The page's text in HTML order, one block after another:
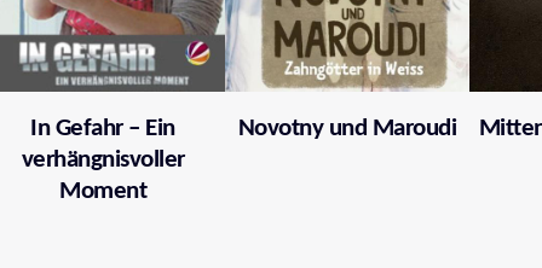
In Gefahr – Ein
verhängnisvoller
Moment
Novotny und Maroudi